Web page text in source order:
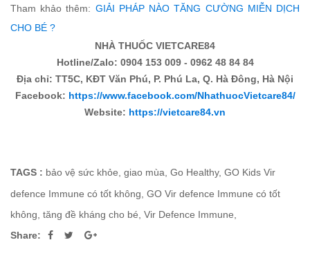
Tham khảo thêm: GIẢI PHÁP NÀO TĂNG CƯỜNG MIỄN DỊCH
CHO BÉ ?
NHÀ THUỐC VIETCARE84
Hotline/Zalo: 0904 153 009 - 0962 48 84 84
Địa chỉ: TT5C, KĐT Văn Phú, P. Phú La, Q. Hà Đông, Hà Nội
Facebook: https://www.facebook.com/NhathuocVietcare84/
Website: https://vietcare84.vn
TAGS : bảo vệ sức khỏe giao mùa Go Healthy, GO Kids Vir
defence Immune có tốt không GO Vir defence Immune có tốt
không tăng đề kháng cho bé Vir Defence Immune
Share: